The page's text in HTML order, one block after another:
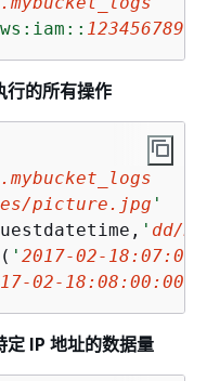
的所有操作
picture.jpg '
' dd/
' 2017-02-
02-18:08:00:00
IP 地址的数据量